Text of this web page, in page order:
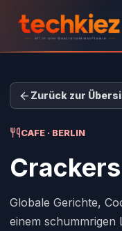
Zurück zur
CAFE · BERLIN
Crackers
Globale Gerichte,
einem schummrigen